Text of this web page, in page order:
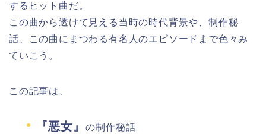
するヒット曲だ。
この曲から透けて見える当時の時代背景や、制作秘
話、この曲にまつわる有名人のエピソードまで色々み
ていこう。
この記事は、
『悪女』
の制作秘話